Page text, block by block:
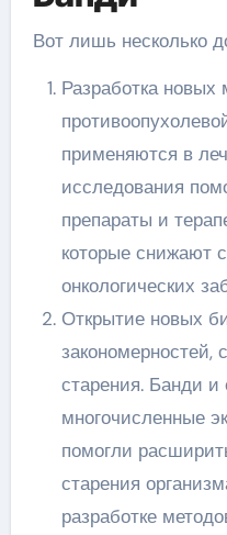
Вот лишь несколько
Разработка новых
применяются в
исследования
препараты и
которые снижают
онкологических
Открытие новых
закономерностей,
старения. Банди и
многочисленные
помогли
старения
разработке